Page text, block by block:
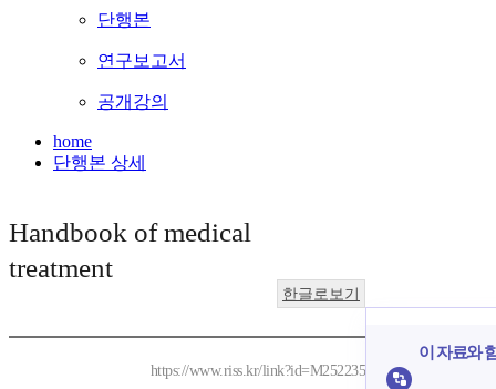
단행본
연구보고서
공개강의
home
단행본 상세
Handbook of medical
treatment
한글로보기
https://www.riss.kr/link?id=M252235
이 자료와